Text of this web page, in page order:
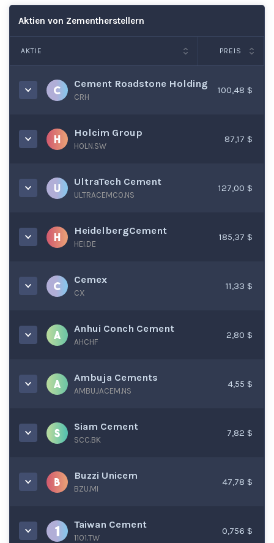
Aktien von Zementherstellern
AKTIE PREIS
Cement Roadstone Holding
CRH
100,48 $
Holcim Group
HOLN.SW
87,17 $
UltraTech Cement
ULTRACEMCO.NS
127,00 $
HeidelbergCement
HEI.DE
185,37 $
Cemex
CX
11,33 $
Anhui Conch Cement
AHCHF
2,80 $
Ambuja Cements
AMBUJACEM.NS
4,55 $
Siam Cement
SCC.BK
7,82 $
Buzzi Unicem
BZU.MI
47,78 $
Taiwan Cement
1101.TW
0,756 $